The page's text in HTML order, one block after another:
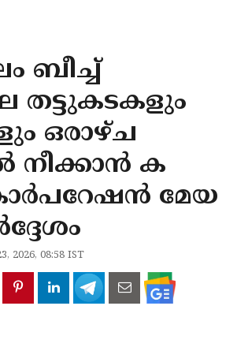
ബീച്ച്
തട്ടുകടകളും
ഒരാഴ്ച
നീക്കാൻ ക
മേയ
2026, 08:58 IST